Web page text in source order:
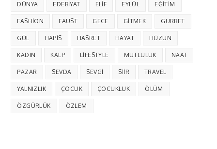
DÜNYA EDEBIYAT ELIF EYLÜL EĞITIM
FASHION FAUST GECE GITMEK GURBET
GÜL HAPIS HASRET HAYAT HÜZÜN
KADIN KALP LIFESTYLE MUTLULUK NAAT
PAZAR SEVDA SEVGI SIIR TRAVEL
YALNIZLIK ÇOCUK ÇOCUKLUK ÖLÜM
ÖZGÜRLÜK ÖZLEM